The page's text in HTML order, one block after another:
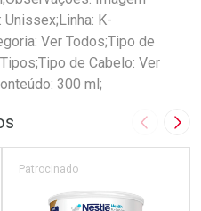
Unissex;Linha: K-
Ver Todos;Tipo de
de Cabelo: Ver
300 ml;
Imagem
Patrocinado